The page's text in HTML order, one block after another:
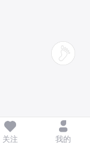
关注 我的